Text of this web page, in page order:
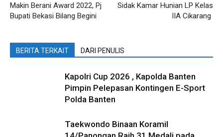
Makin Berani Award 2022, Pj
Bupati Bekasi Bilang Begini
Sidak Kamar Hunian LP Kelas
IIA Cikarang
BERITA TERKAIT DARI PENULIS
Kapolri Cup 2026 , Kapolda Banten
Pimpin Pelepasan Kontingen E-Sport
Polda Banten
Taekwondo Binaan Koramil